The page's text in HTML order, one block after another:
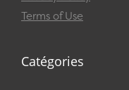
Terms of Use
Catégories